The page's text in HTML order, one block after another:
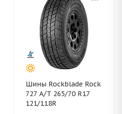
Шины Rockblade Rock
727 A/T 265/70 R17
121/118R